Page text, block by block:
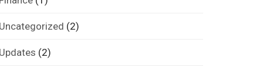
Uncategorized (2)
Updates (2)